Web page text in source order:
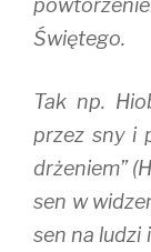
Świętego.
Tak np.
przez sny i
drżeniem”
sen w
sen na ludzi